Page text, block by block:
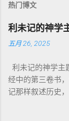
热门博文
利未记的神学
五月 26, 2025
利未记的神学主
经中的第三卷书
记那样叙述历史
内容看似仪式化